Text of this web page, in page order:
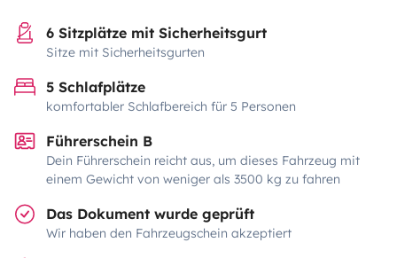
6 Sitzplätze mit Sicherheitsgurt
Sitze mit Sicherheitsgurten
5 Schlafplätze
komfortabler Schlafbereich für 5 Personen
Führerschein B
Dein Führerschein reicht aus, um dieses Fahrzeug mit
einem Gewicht von weniger als 3500 kg zu fahren
Das Dokument wurde geprüft
Wir haben den Fahrzeugschein akzeptiert